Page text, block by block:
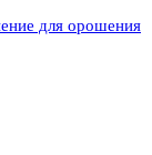
для орошения